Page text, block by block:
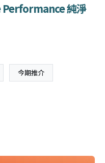
Performance 純淨
今期推介